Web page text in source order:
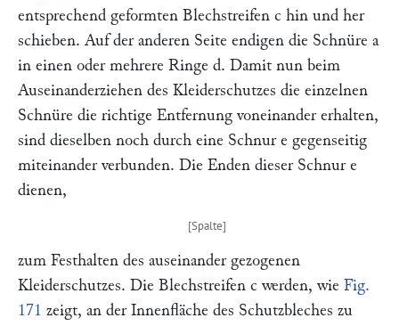
entsprechend geformten Blechstreifen c hin und her
schieben. Auf der anderen Seite endigen die Schnüre a
in einen oder mehrere Ringe d. Damit nun beim
Auseinanderziehen des Kleiderschutzes die einzelnen
Schnüre die richtige Entfernung voneinander erhalten,
sind dieselben noch durch eine Schnur e gegenseitig
miteinander verbunden. Die Enden dieser Schnur e
dienen,
zum Festhalten des auseinander gezogenen
Kleiderschutzes. Die Blechstreifen c werden, wie Fig.
171 zeigt, an der Innenfläche des Schutzbleches zu